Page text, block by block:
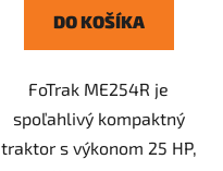
DO KOŠÍKA
FoTrak ME254R je
spoľahlivý kompaktný
traktor s výkonom 25 HP,